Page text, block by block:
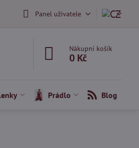
Panel uživatele
Nákupní košík
0 Kč
Prádlo Blog